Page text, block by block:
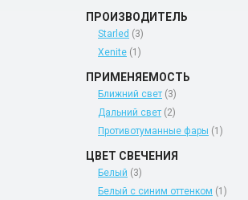
ПРОИЗВОДИТЕЛЬ
Starled (3)
Xenite (1)
ПРИМЕНЯЕМОСТЬ
Ближний свет (3)
Дальний свет (2)
Противотуманные фары (1)
ЦВЕТ СВЕЧЕНИЯ
Белый (3)
Белый с синим оттенком (1)